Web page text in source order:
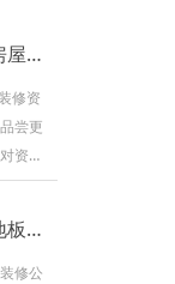
江门装修公司：叮！房屋装修避坑四点
修资
尝更
资料
调性
可以
过度
江门装修公司：实木地板可否打磨
修公